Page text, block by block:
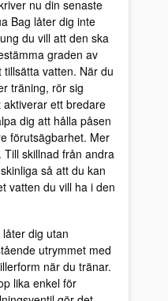
nu din senaste
Bag låter dig inte
du vill att den ska
graden av
vatten. När du
träning, rör sig
ett bredare
dig att hålla påsen
förutsägbarhet. Mer
skillnad från andra
så att du kan
vatten du vill ha i den
dig utan
utrymmet med
när du tränar.
lika enkel för